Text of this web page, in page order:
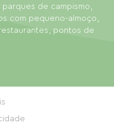
de campismo,
com pequeno-almoço,
pontos de